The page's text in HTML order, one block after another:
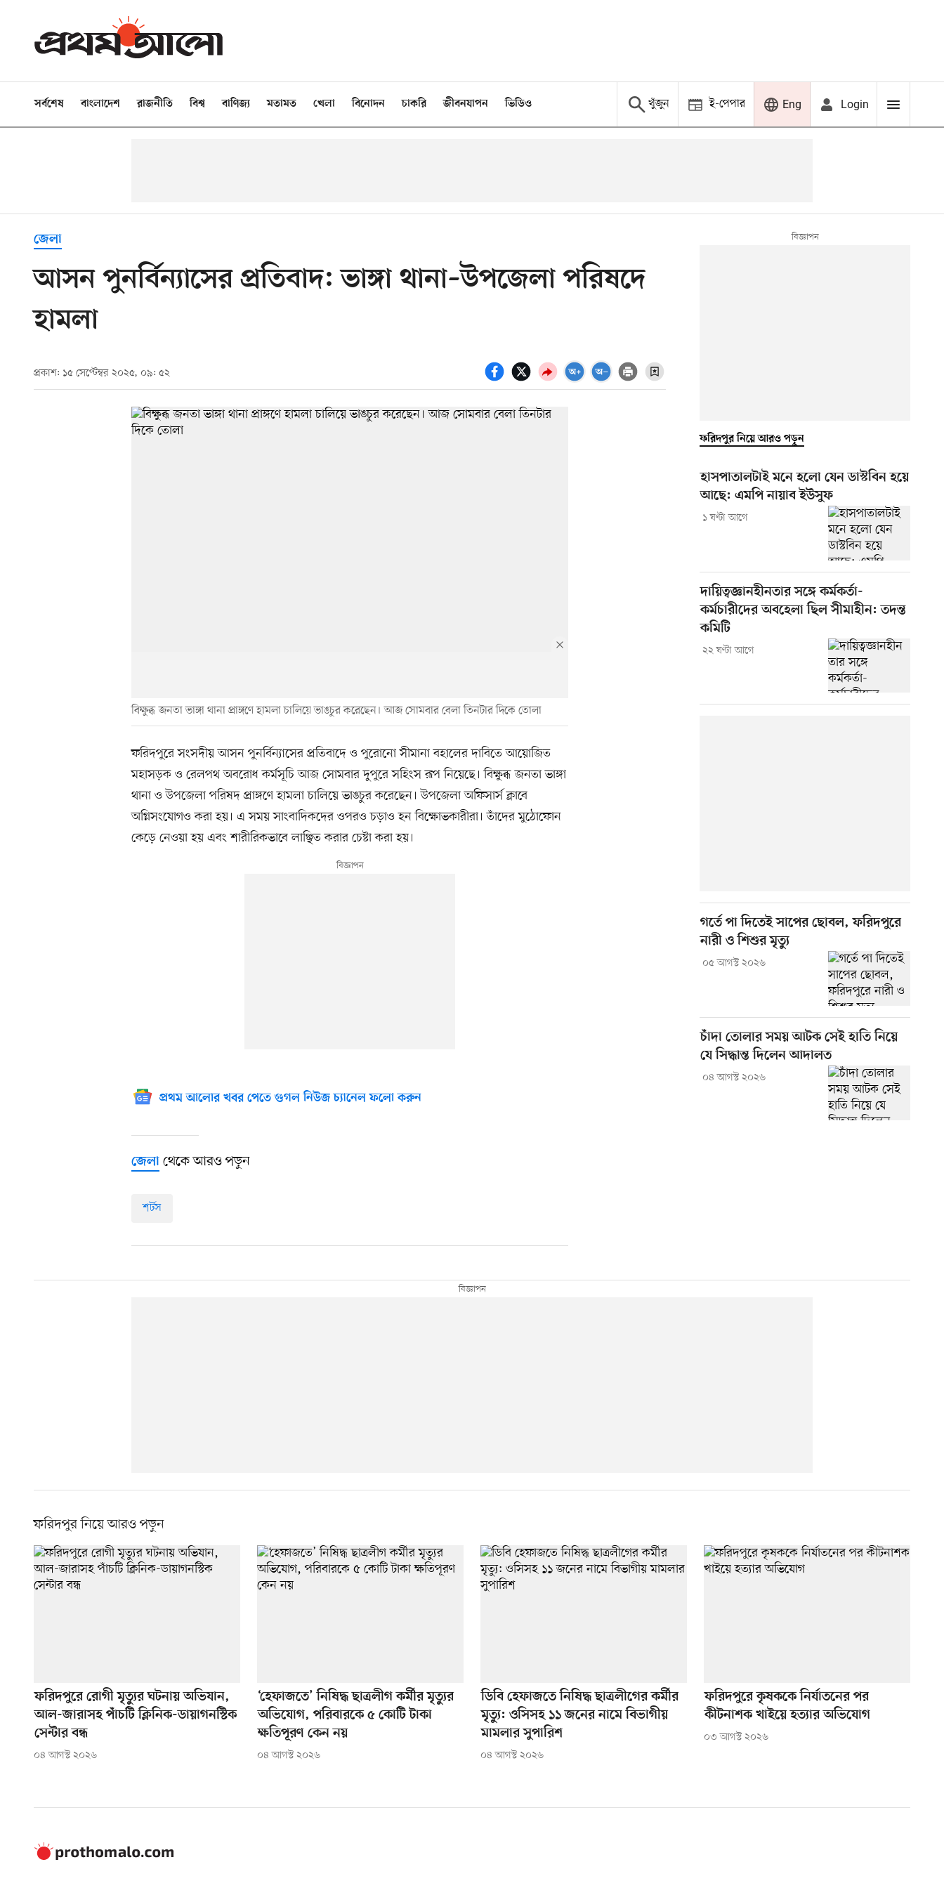
সর্বশেষ বাংলাদেশ রাজনীতি বিশ্ব বাণিজ্য মতামত খেলা বিনোদন চাকরি জীবনযাপন ভিডিও খুঁজুন ই-পেপার Eng Login
জেলা
আসন পুনর্বিন্যাসের প্রতিবাদ: ভাঙ্গা থানা–উপজেলা পরিষদে
হামলা
প্রকাশ: ১৫ সেপ্টেম্বর ২০২৫, ০৯: ৫২
বিক্ষুব্ধ জনতা ভাঙ্গা থানা প্রাঙ্গণে হামলা চালিয়ে ভাঙচুর করেছেন। আজ সোমবার বেলা তিনটার দিকে তোলা
ফরিদপুরে সংসদীয় আসন পুনর্বিন্যাসের প্রতিবাদে ও পুরোনো সীমানা বহালের দাবিতে আয়োজিত
মহাসড়ক ও রেলপথ অবরোধ কর্মসূচি আজ সোমবার দুপুরে সহিংস রূপ নিয়েছে। বিক্ষুব্ধ জনতা ভাঙ্গা
থানা ও উপজেলা পরিষদ প্রাঙ্গণে হামলা চালিয়ে ভাঙচুর করেছেন। উপজেলা অফিসার্স ক্লাবে
অগ্নিসংযোগও করা হয়। এ সময় সাংবাদিকদের ওপরও চড়াও হন বিক্ষোভকারীরা। তাঁদের মুঠোফোন
কেড়ে নেওয়া হয় এবং শারীরিকভাবে লাঞ্ছিত করার চেষ্টা করা হয়।
প্রথম আলোর খবর পেতে গুগল নিউজ চ্যানেল ফলো করুন
জেলা থেকে আরও পড়ুন
শর্টস
ফরিদপুর নিয়ে আরও পড়ুন
হাসপাতালটাই মনে হলো যেন ডাস্টবিন হয়ে
আছে: এমপি নায়াব ইউসুফ
১ ঘণ্টা আগে
দায়িত্বজ্ঞানহীনতার সঙ্গে কর্মকর্তা-
কর্মচারীদের অবহেলা ছিল সীমাহীন: তদন্ত
কমিটি
২২ ঘণ্টা আগে
গর্তে পা দিতেই সাপের ছোবল, ফরিদপুরে
নারী ও শিশুর মৃত্যু
০৫ আগস্ট ২০২৬
চাঁদা তোলার সময় আটক সেই হাতি নিয়ে
যে সিদ্ধান্ত দিলেন আদালত
০৪ আগস্ট ২০২৬
ফরিদপুর নিয়ে আরও পড়ুন
ফরিদপুরে রোগী মৃত্যুর ঘটনায় অভিযান,
আল-জারাসহ পাঁচটি ক্লিনিক-ডায়াগনস্টিক
সেন্টার বন্ধ
০৪ আগস্ট ২০২৬
‘হেফাজতে’ নিষিদ্ধ ছাত্রলীগ কর্মীর মৃত্যুর
অভিযোগ, পরিবারকে ৫ কোটি টাকা
ক্ষতিপূরণ কেন নয়
০৪ আগস্ট ২০২৬
ডিবি হেফাজতে নিষিদ্ধ ছাত্রলীগের কর্মীর
মৃত্যু: ওসিসহ ১১ জনের নামে বিভাগীয়
মামলার সুপারিশ
০৪ আগস্ট ২০২৬
ফরিদপুরে কৃষককে নির্যাতনের পর
কীটনাশক খাইয়ে হত্যার অভিযোগ
০৩ আগস্ট ২০২৬